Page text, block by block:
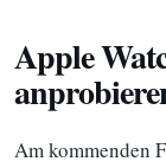
Apple
Am kommenden